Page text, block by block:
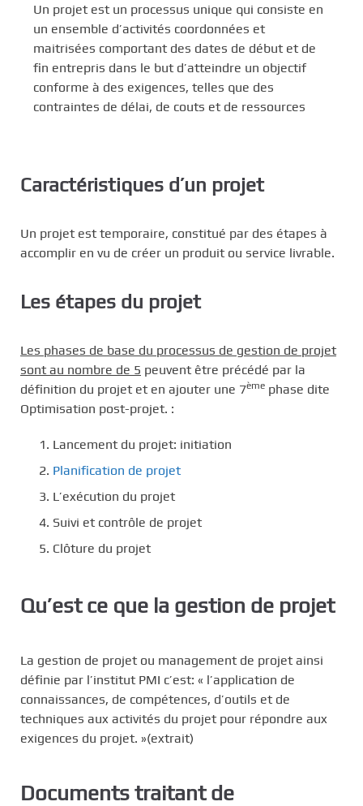
Un projet est un processus unique qui consiste en
un ensemble d’activités coordonnées et
maitrisées comportant des dates de début et de
fin entrepris dans le but d’atteindre un objectif
conforme à des exigences, telles que des
contraintes de délai, de couts et de ressources
Caractéristiques d’un projet
Un projet est temporaire, constitué par des étapes à
accomplir en vu de créer un produit ou service livrable.
Les étapes du projet
Les phases de base du processus de gestion de projet
sont au nombre de 5 peuvent être précédé par la
définition du projet et en ajouter une 7ème phase dite
Optimisation post-projet. :
Lancement du projet: initiation
Planification de projet
L’exécution du projet
Suivi et contrôle de projet
Clôture du projet
Qu’est ce que la gestion de projet
La gestion de projet ou management de projet ainsi
définie par l’institut PMI c’est: « l’application de
connaissances, de compétences, d’outils et de
techniques aux activités du projet pour répondre aux
exigences du projet. »(extrait)
Documents traitant de